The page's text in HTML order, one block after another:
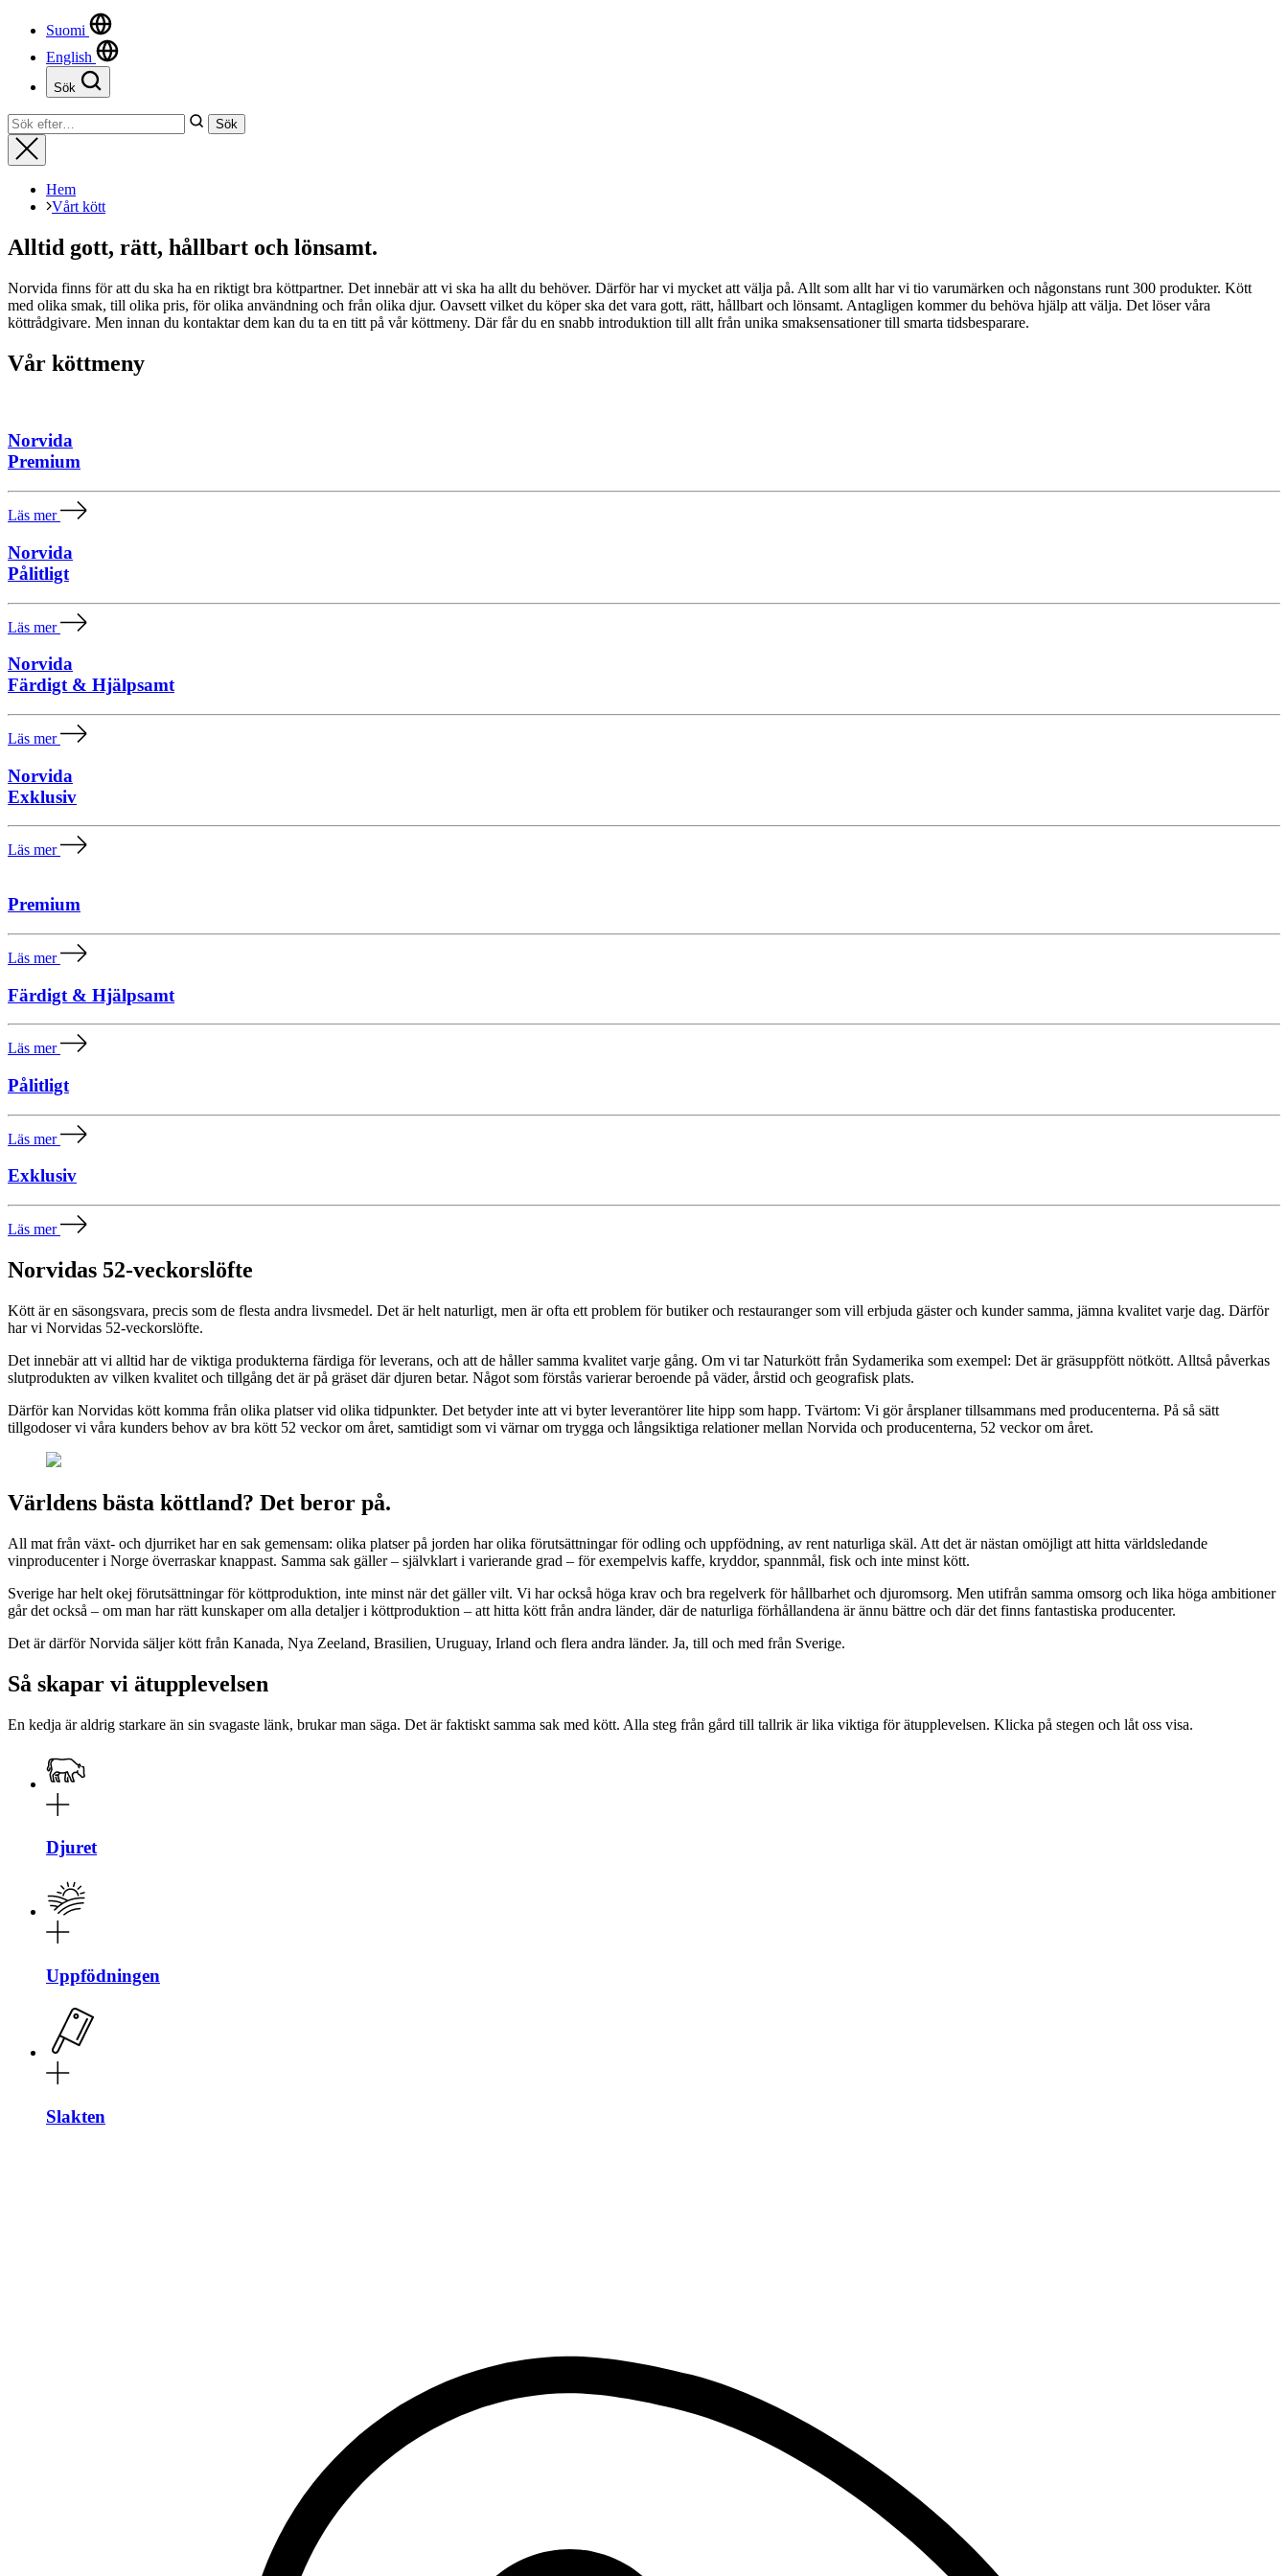
Suomi
English
Sök
Stäng
Sök
efter:
Sök
Stäng
Hem
Vårt kött
Alltid gott, rätt, hållbart och lönsamt.
Norvida finns för att du ska ha en riktigt bra köttpartner. Det innebär att vi ska ha allt du behöver. Därför har vi mycket att välja på. Allt som allt har vi tio varumärken och någonstans runt 300 produkter. Kött
med olika smak, till olika pris, för olika användning och från olika djur. Oavsett vilket du köper ska det vara gott, rätt, hållbart och lönsamt. Antagligen kommer du behöva hjälp att välja. Det löser våra
köttrådgivare. Men innan du kontaktar dem kan du ta en titt på vår köttmeny. Där får du en snabb introduktion till allt från unika smaksensationer till smarta tidsbesparare.
Vår köttmeny
Norvida
Premium
Läs mer
Norvida
Pålitligt
Läs mer
Norvida
Färdigt & Hjälpsamt
Läs mer
Norvida
Exklusiv
Läs mer
Premium
Läs mer
Färdigt & Hjälpsamt
Läs mer
Pålitligt
Läs mer
Exklusiv
Läs mer
Norvidas 52-veckorslöfte
Kött är en säsongsvara, precis som de flesta andra livsmedel. Det är helt naturligt, men är ofta ett problem för butiker och restauranger som vill erbjuda gäster och kunder samma, jämna kvalitet varje dag. Därför
har vi Norvidas 52-veckorslöfte.
Det innebär att vi alltid har de viktiga produkterna färdiga för leverans, och att de håller samma kvalitet varje gång. Om vi tar Naturkött från Sydamerika som exempel: Det är gräsuppfött nötkött. Alltså påverkas
slutprodukten av vilken kvalitet och tillgång det är på gräset där djuren betar. Något som förstås varierar beroende på väder, årstid och geografisk plats.
Därför kan Norvidas kött komma från olika platser vid olika tidpunkter. Det betyder inte att vi byter leverantörer lite hipp som happ. Tvärtom: Vi gör årsplaner tillsammans med producenterna. På så sätt
tillgodoser vi våra kunders behov av bra kött 52 veckor om året, samtidigt som vi värnar om trygga och långsiktiga relationer mellan Norvida och producenterna, 52 veckor om året.
Världens bästa köttland? Det beror på.
All mat från växt- och djurriket har en sak gemensam: olika platser på jorden har olika förutsättningar för odling och uppfödning, av rent naturliga skäl. Att det är nästan omöjligt att hitta världsledande
vinproducenter i Norge överraskar knappast. Samma sak gäller – självklart i varierande grad – för exempelvis kaffe, kryddor, spannmål, fisk och inte minst kött.
Sverige har helt okej förutsättningar för köttproduktion, inte minst när det gäller vilt. Vi har också höga krav och bra regelverk för hållbarhet och djuromsorg. Men utifrån samma omsorg och lika höga ambitioner
går det också – om man har rätt kunskaper om alla detaljer i köttproduktion – att hitta kött från andra länder, där de naturliga förhållandena är ännu bättre och där det finns fantastiska producenter.
Det är därför Norvida säljer kött från Kanada, Nya Zeeland, Brasilien, Uruguay, Irland och flera andra länder. Ja, till och med från Sverige.
Så skapar vi ätupplevelsen
En kedja är aldrig starkare än sin svagaste länk, brukar man säga. Det är faktiskt samma sak med kött. Alla steg från gård till tallrik är lika viktiga för ätupplevelsen. Klicka på stegen och låt oss visa.
Djuret
Uppfödningen
Slakten
uppbyggnad,
baserat på
hur hemsidan
används.
Upplevelse
För att vår
hemsida ska
prestera så
bra som
möjligt
besök. Om
här kakorna
kommer viss
funktionalitet
från
hemsidan.
Marknadsföring
Genom att dela
med dig av dina
beteende när du
surfar ökar du
personligt
anpassat innehåll